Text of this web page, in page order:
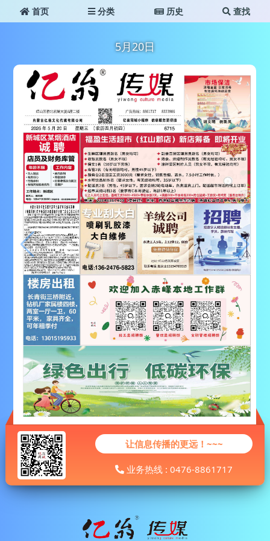
首页 分类 历史 查找
5月20日
让信息传播的更远！~~~
业务热线 : 0476-8861717